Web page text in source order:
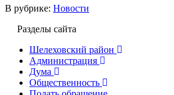
В рубрике: Новости
Разделы сайта
Шелеховский район
Администрация
Дума
Общественность